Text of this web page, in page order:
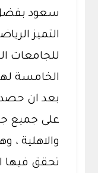
سعود بفضل
التميز
للجامعات
بعد ان
على جميع
والاهلية ،
تحقق فيها